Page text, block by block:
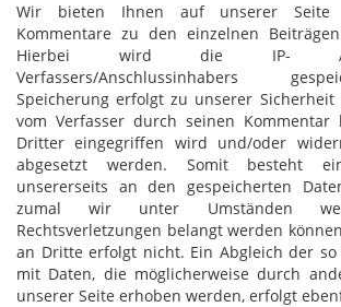
Wir bieten Ihnen auf unserer Seite
Kommentare zu den einzelnen
Hierbei wird die IP-
Verfassers/Anschlussinhabers
Speicherung erfolgt zu unserer
vom Verfasser durch seinen Kommentar
Dritter eingegriffen wird und/oder
abgesetzt werden. Somit besteht
unsererseits an den gespeicherten
zumal wir unter Umständen
Rechtsverletzungen belangt werden
an Dritte erfolgt nicht. Ein Abgleich der so
mit Daten, die möglicherweise durch
unserer Seite erhoben werden, erfolgt